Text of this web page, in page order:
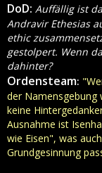
DoD: Auffällig ist
Andravir Ethesias
ethic
gestolpert. Wenn
dahinter?
Ordensteam:
der Namensgebung
keine
Ausnahme ist
wie Eisen", was
Grundgesinnung